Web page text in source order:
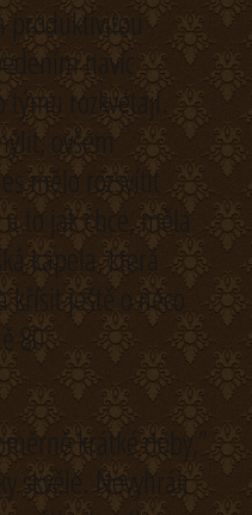
produktivitou
navíc
rozkvétají.
ovšem
mělo rozsvítit
to jak chce, měla
kapela, která
křísit ještě o něco
80.
krátké doby,”
skvělé. Nevyhráli